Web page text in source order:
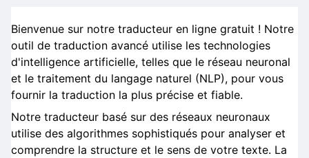
Bienvenue sur notre traducteur en ligne gratuit ! Notre
outil de traduction avancé utilise les technologies
d'intelligence artificielle, telles que le réseau neuronal
et le traitement du langage naturel (NLP), pour vous
fournir la traduction la plus précise et fiable.
Notre traducteur basé sur des réseaux neuronaux
utilise des algorithmes sophistiqués pour analyser et
comprendre la structure et le sens de votre texte. La